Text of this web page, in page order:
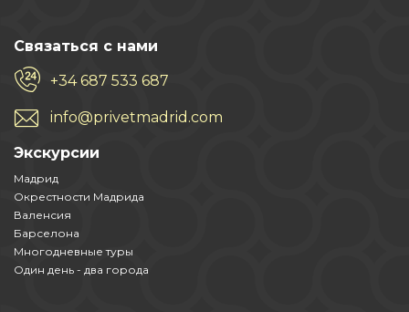
Связаться с нами
+34 687 533 687
info@privetmadrid.com
Экскурсии
Мадрид
Окрестности Мадрида
Валенсия
Барселона
Многодневные туры
Один день - два города